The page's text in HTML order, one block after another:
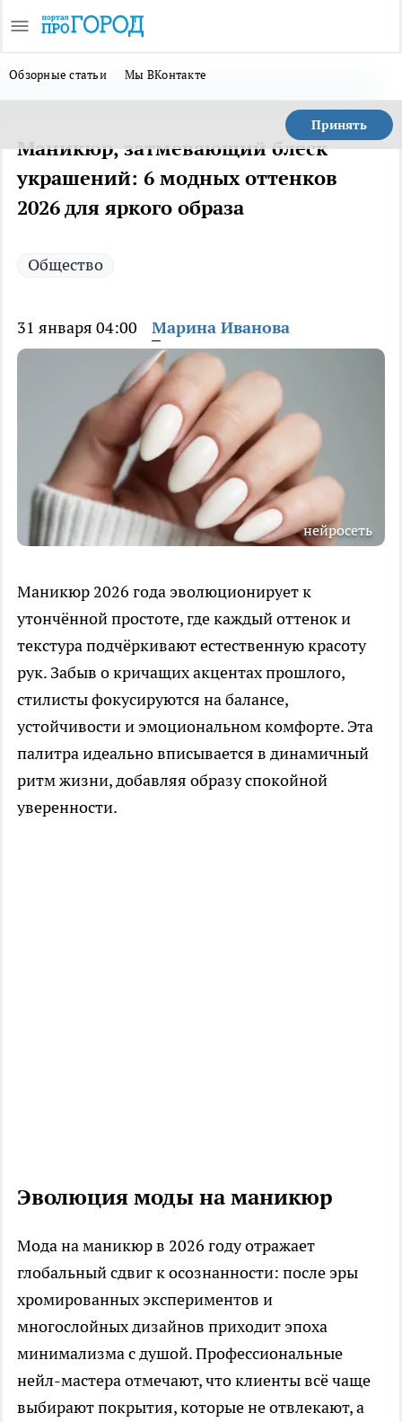
Обзорные статьи Мы ВКонтакте
Принять
Маникюр, затмевающий блеск
украшений: 6 модных оттенков
2026 для яркого образа
Общество
31 января 04:00 Марина Иванова
нейросеть
Маникюр 2026 года эволюционирует к
утончённой простоте, где каждый оттенок и
текстура подчёркивают естественную красоту
рук. Забыв о кричащих акцентах прошлого,
стилисты фокусируются на балансе,
устойчивости и эмоциональном комфорте. Эта
палитра идеально вписывается в динамичный
ритм жизни, добавляя образу спокойной
уверенности.
Эволюция моды на маникюр
Мода на маникюр в 2026 году отражает
глобальный сдвиг к осознанности: после эры
хромированных экспериментов и
многослойных дизайнов приходит эпоха
минимализма с душой. Профессиональные
нейл-мастера отмечают, что клиенты всё чаще
выбирают покрытия, которые не отвлекают, а